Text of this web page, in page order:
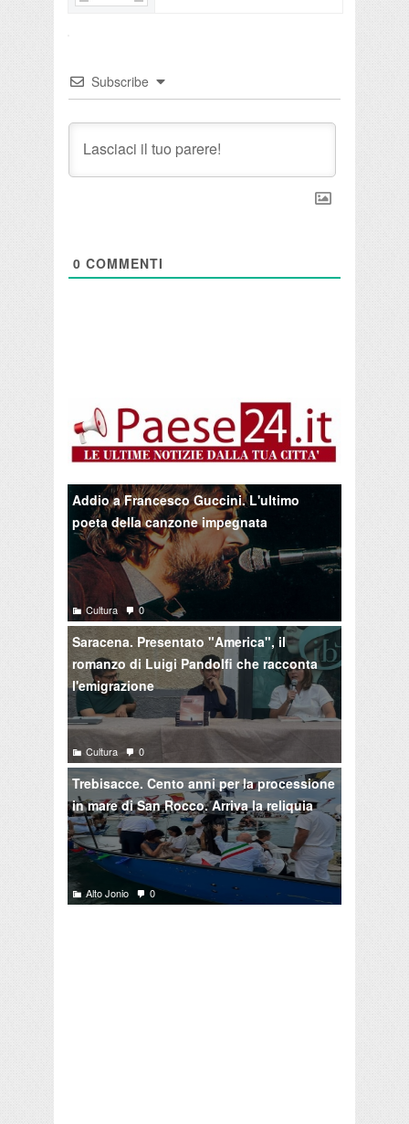
Subscribe
0 COMMENTI
Addio a Francesco Guccini. L'ultimo
poeta della canzone impegnata
Cultura 0
Saracena. Presentato "America", il
romanzo di Luigi Pandolfi che racconta
l'emigrazione
Cultura 0
Trebisacce. Cento anni per la processione
in mare di San Rocco. Arriva la reliquia
Alto Jonio 0